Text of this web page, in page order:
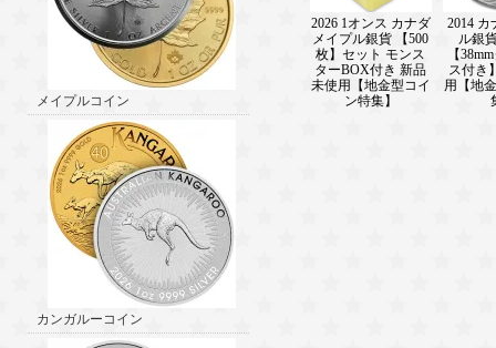
メイプルコイン
カンガルーコイン
2026 1オンス カナダ
メイプル銀貨 【500
枚】セット モンス
ターBOX付き 新品
未使用【地金型コイ
ン特集】
2014 カ
ル銀
【
ス付き
用【地